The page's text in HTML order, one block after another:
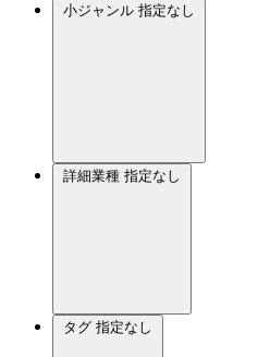
小ジャンル 指定なし
詳細業種 指定なし
タグ 指定なし